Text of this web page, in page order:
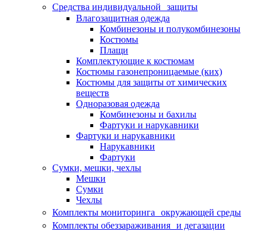
Средства индивидуальной защиты
Влагозащитная одежда
Комбинезоны и полукомбинезоны
Костюмы
Плащи
Комплектующие к костюмам
Костюмы газонепроницаемые (ких)
Костюмы для защиты от химических
веществ
Одноразовая одежда
Комбинезоны и бахилы
Фартуки и нарукавники
Фартуки и нарукавники
Нарукавники
Фартуки
Сумки, мешки, чехлы
Мешки
Сумки
Чехлы
Комплекты мониторинга окружающей среды
Комплекты обеззараживания и дегазации